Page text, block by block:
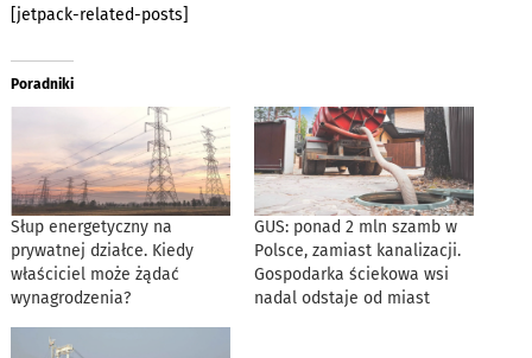
[jetpack-related-posts]
Poradniki
Słup energetyczny na
prywatnej działce. Kiedy
właściciel może żądać
wynagrodzenia?
GUS: ponad 2 mln szamb w
Polsce, zamiast kanalizacji.
Gospodarka ściekowa wsi
nadal odstaje od miast